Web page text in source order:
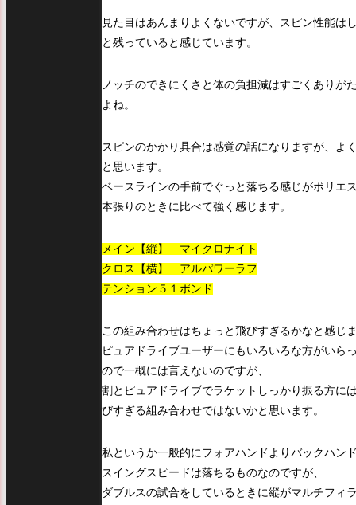
見た目はあんまりよくないですが、スピン性能は
と残っていると感じています。
ノッチのできにくさと体の負担減はすごくありが
よね。
スピンのかかり具合は感覚の話になりますが、よ
と思います。
ベースラインの手前でぐっと落ちる感じがポリエ
本張りのときに比べて強く感じます。
メイン【縦】 マイクロナイト
クロス【横】 アルパワーラフ
テンション５１ポンド
この組み合わせはちょっと飛びすぎるかなと感じ
ピュアドライブユーザーにもいろいろな方がいら
ので一概には言えないのですが、
割とピュアドライブでラケットしっかり振る方に
びすぎる組み合わせではないかと思います。
私というか一般的にフォアハンドよりバックハン
スイングスピードは落ちるものなのですが、
ダブルスの試合をしているときに縦がマルチフィ